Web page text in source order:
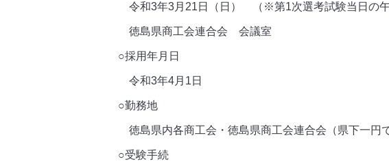
令和3年3月21日（日） （※第1次選考試験当日の午
徳島県商工会連合会 会議室
○採用年月日
令和3年4月1日
○勤務地
徳島県内各商工会・徳島県商工会連合会（県下一
○受験手続